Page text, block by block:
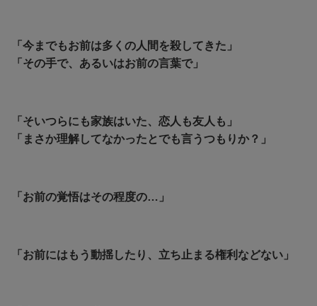
「今までもお前は多くの人間を殺してきた」
「その手で、あるいはお前の言葉で」
「そいつらにも家族はいた、恋人も友人も」
「まさか理解してなかったとでも言うつもりか？」
「お前の覚悟はその程度の…」
「お前にはもう動揺したり、立ち止まる権利などない」